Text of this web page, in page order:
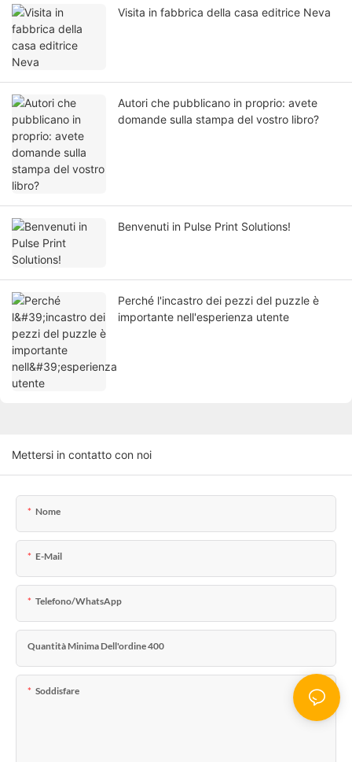
Visita in fabbrica della casa editrice Neva
Autori che pubblicano in proprio: avete
domande sulla stampa del vostro libro?
Benvenuti in Pulse Print Solutions!
Perché l'incastro dei pezzi del puzzle è
importante nell'esperienza utente
Mettersi in contatto con noi
Nome
E-Mail
Telefono/WhatsApp
Quantità Minima Dell'ordine 400
Soddisfare